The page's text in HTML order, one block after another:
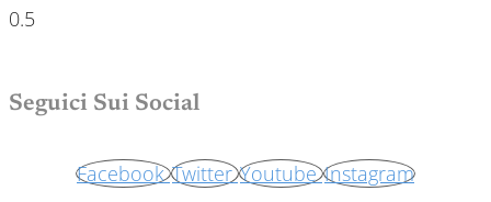
Seguici Sui Social
Facebook Twitter Youtube Instagram